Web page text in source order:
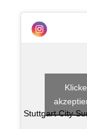
Stuttgart City